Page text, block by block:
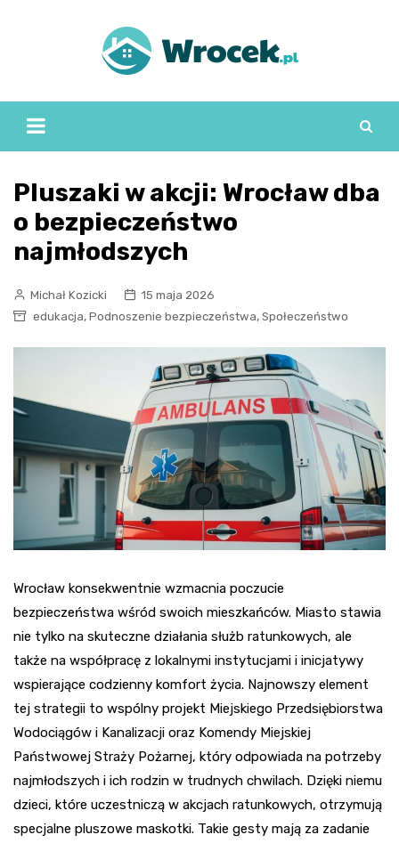
Pluszaki w akcji: Wrocław dba
o bezpieczeństwo
najmłodszych
Michał Kozicki
15 maja 2026
edukacja, Podnoszenie bezpieczeństwa, Społeczeństwo
Wrocław konsekwentnie wzmacnia poczucie
bezpieczeństwa wśród swoich mieszkańców. Miasto stawia
nie tylko na skuteczne działania służb ratunkowych, ale
także na współpracę z lokalnymi instytucjami i inicjatywy
wspierające codzienny komfort życia. Najnowszy element
tej strategii to wspólny projekt Miejskiego Przedsiębiorstwa
Wodociągów i Kanalizacji oraz Komendy Miejskiej
Państwowej Straży Pożarnej, który odpowiada na potrzeby
najmłodszych i ich rodzin w trudnych chwilach. Dzięki niemu
dzieci, które uczestniczą w akcjach ratunkowych, otrzymują
specjalne pluszowe maskotki. Takie gesty mają za zadanie